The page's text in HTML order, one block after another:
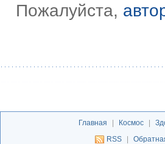
Пожалуйста,
Главная | Космос |
RSS
|